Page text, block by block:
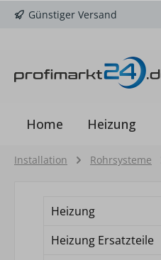
Hauptinhalt springen
Zur Suche springen
Zur Hauptnavigation
Günstiger Versand
Home Heizung
Installation Rohrsysteme
Heizung
Heizung Ersatzteile